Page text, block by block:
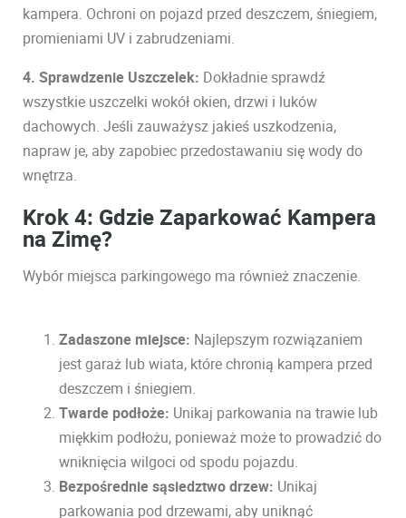
kampera. Ochroni on pojazd przed deszczem, śniegiem,
promieniami UV i zabrudzeniami.
4. Sprawdzenie Uszczelek: Dokładnie sprawdź
wszystkie uszczelki wokół okien, drzwi i luków
dachowych. Jeśli zauważysz jakieś uszkodzenia,
napraw je, aby zapobiec przedostawaniu się wody do
wnętrza.
Krok 4: Gdzie Zaparkować Kampera
na Zimę?
Wybór miejsca parkingowego ma również znaczenie.
Zadaszone miejsce: Najlepszym rozwiązaniem
jest garaż lub wiata, które chronią kampera przed
deszczem i śniegiem.
Twarde podłoże: Unikaj parkowania na trawie lub
miękkim podłożu, ponieważ może to prowadzić do
wniknięcia wilgoci od spodu pojazdu.
Bezpośrednie sąsiedztwo drzew: Unikaj
parkowania pod drzewami, aby uniknąć